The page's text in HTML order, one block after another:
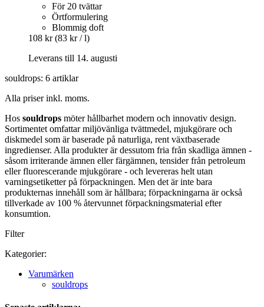
För 20 tvättar
Örtformulering
Blommig doft
108 kr (83 kr / l)
Leverans till 14. augusti
souldrops: 6 artiklar
Alla priser inkl. moms.
Hos souldrops möter hållbarhet modern och innovativ design.
Sortimentet omfattar miljövänliga tvättmedel, mjukgörare och
diskmedel som är baserade på naturliga, rent växtbaserade
ingredienser. Alla produkter är dessutom fria från skadliga ämnen -
såsom irriterande ämnen eller färgämnen, tensider från petroleum
eller fluorescerande mjukgörare - och levereras helt utan
varningsetiketter på förpackningen. Men det är inte bara
produkternas innehåll som är hållbara; förpackningarna är också
tillverkade av 100 % återvunnet förpackningsmaterial efter
konsumtion.
Filter
Kategorier:
Varumärken
souldrops